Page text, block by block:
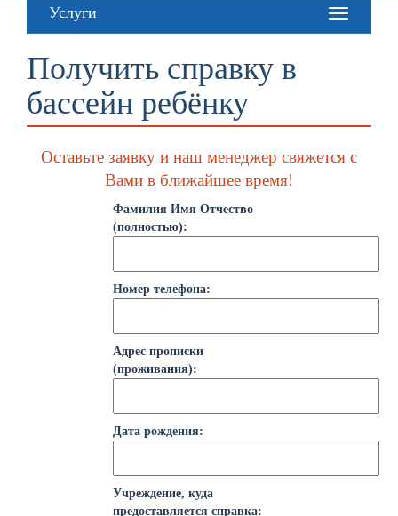
Услуги
Получить справку в
бассейн ребёнку
Оставьте заявку и наш менеджер свяжется с
Вами в ближайшее время!
Фамилия Имя Отчество
(полностью):
Номер телефона:
Адрес прописки
(проживания):
Дата рождения:
Учреждение, куда
предоставляется справка: